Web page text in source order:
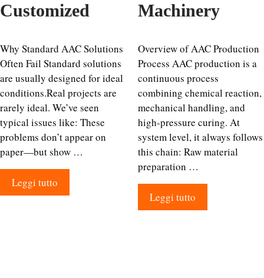
Customized
Why Standard AAC Solutions
Often Fail Standard solutions
are usually designed for ideal
conditions.Real projects are
rarely ideal. We’ve seen
typical issues like: These
problems don’t appear on
paper—but show …
Leggi tutto
Machinery
Overview of AAC Production
Process AAC production is a
continuous process
combining chemical reaction,
mechanical handling, and
high-pressure curing. At
system level, it always follows
this chain: Raw material
preparation …
Leggi tutto